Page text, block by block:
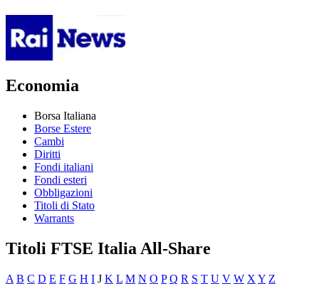
Economia
Borsa Italiana
Borse Estere
Cambi
Diritti
Fondi italiani
Fondi esteri
Obbligazioni
Titoli di Stato
Warrants
Titoli FTSE Italia All-Share
A B C D E F G H I J K L M N O P Q R S T U V W X Y Z